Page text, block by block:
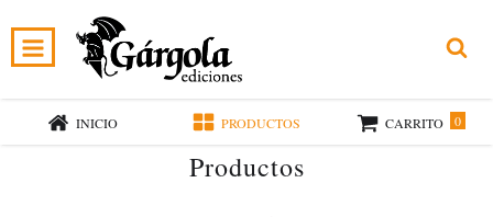
INICIO PRODUCTOS CARRITO 0
Productos